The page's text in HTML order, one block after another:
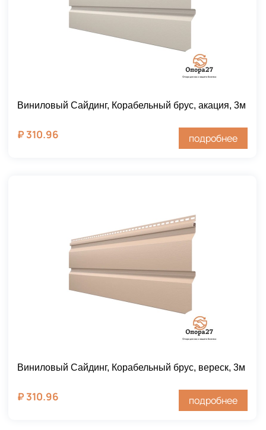
Виниловый Сайдинг, Корабельный брус, акация, 3м
₽ 310.96 подробнее
Виниловый Сайдинг, Корабельный брус, вереск, 3м
₽ 310.96 подробнее